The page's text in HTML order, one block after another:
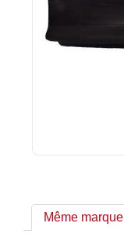
Même marque